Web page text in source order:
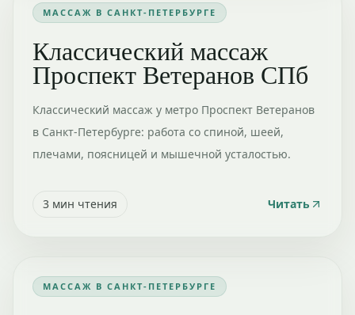
МАССАЖ В САНКТ-ПЕТЕРБУРГЕ
Классический массаж
Проспект Ветеранов СПб
Классический массаж у метро Проспект Ветеранов
в Санкт-Петербурге: работа со спиной, шеей,
плечами, поясницей и мышечной усталостью.
3 мин чтения Читать
МАССАЖ В САНКТ-ПЕТЕРБУРГЕ